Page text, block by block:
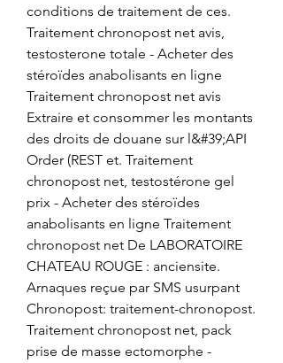
conditions de traitement de ces.
Traitement chronopost net avis,
testosterone totale - Acheter des
stéroïdes anabolisants en ligne
Traitement chronopost net avis
Extraire et consommer les montants
des droits de douane sur l&#39;API
Order (REST et. Traitement
chronopost net, testostérone gel
prix - Acheter des stéroïdes
anabolisants en ligne Traitement
chronopost net De LABORATOIRE
CHATEAU ROUGE : anciensite.
Arnaques reçue par SMS usurpant
Chronopost: traitement-chronopost.
Traitement chronopost net, pack
prise de masse ectomorphe -